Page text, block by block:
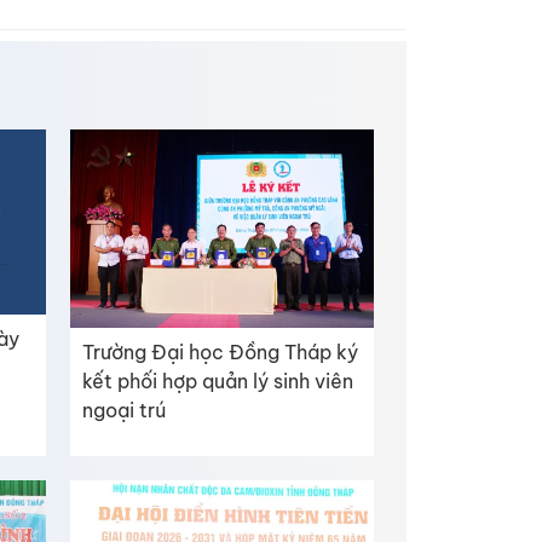
Trường Đại học Đồng Tháp ký
kết phối hợp quản lý sinh viên
ngoại trú